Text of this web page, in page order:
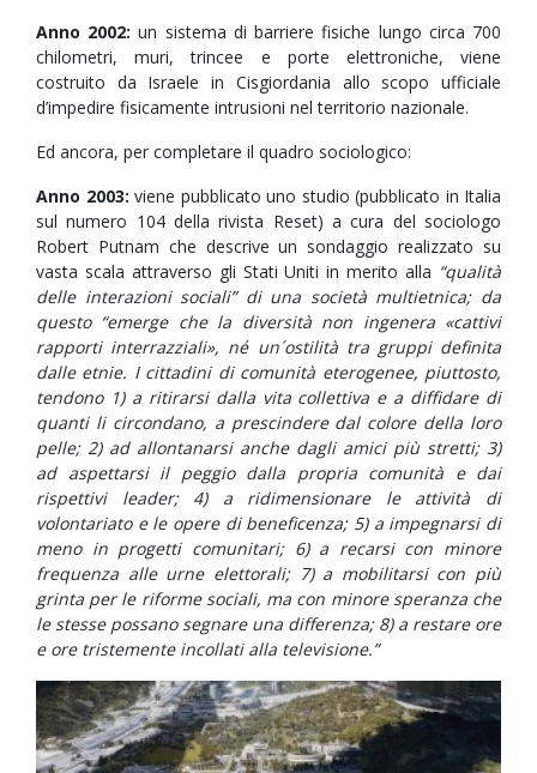
Anno 2002: un sistema di barriere fisiche lungo circa 700
chilometri, muri, trincee e porte elettroniche, viene
costruito da Israele in Cisgiordania allo scopo ufficiale
d’impedire fisicamente intrusioni nel territorio nazionale.
Ed ancora, per completare il quadro sociologico:
Anno 2003: viene pubblicato uno studio (pubblicato in Italia
sul numero 104 della rivista Reset) a cura del sociologo
Robert Putnam che descrive un sondaggio realizzato su
vasta scala attraverso gli Stati Uniti in merito alla “qualità
delle interazioni sociali” di una società multietnica; da
questo “emerge che la diversità non ingenera «cattivi
rapporti interrazziali», né un´ostilità tra gruppi definita
dalle etnie. I cittadini di comunità eterogenee, piuttosto,
tendono 1) a ritirarsi dalla vita collettiva e a diffidare di
quanti li circondano, a prescindere dal colore della loro
pelle; 2) ad allontanarsi anche dagli amici più stretti; 3)
ad aspettarsi il peggio dalla propria comunità e dai
rispettivi leader; 4) a ridimensionare le attività di
volontariato e le opere di beneficenza; 5) a impegnarsi di
meno in progetti comunitari; 6) a recarsi con minore
frequenza alle urne elettorali; 7) a mobilitarsi con più
grinta per le riforme sociali, ma con minore speranza che
le stesse possano segnare una differenza; 8) a restare ore
e ore tristemente incollati alla televisione.”